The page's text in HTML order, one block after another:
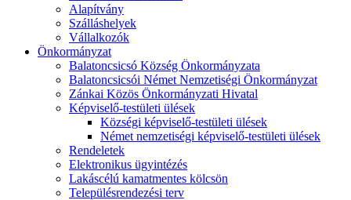
Alapítvány
Szálláshelyek
Vállalkozók
Önkormányzat
Balatoncsicsó Község Önkormányzata
Balatoncsicsói Német Nemzetiségi Önkormányzat
Zánkai Közös Önkormányzati Hivatal
Képviselő-testületi ülések
Községi képviselő-testületi ülések
Német nemzetiségi képviselő-testületi ülések
Rendeletek
Elektronikus ügyintézés
Lakáscélú kamatmentes kölcsön
Településrendezési terv